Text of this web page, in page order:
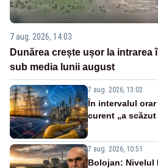
7 aug. 2026, 14:03
Dunărea crește ușor la intrarea
sub media lunii august
7 aug. 2026, 13:02
În intervalul
curent „a scăzut
7 aug. 2026, 10:51
Bolojan: Nivelul